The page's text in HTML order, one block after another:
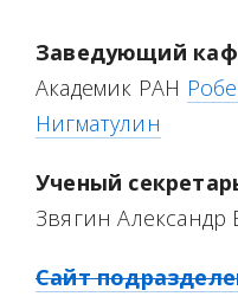
Заведующий
Академик РАН
Нигматулин
Ученый
Звягин Александр
Сайт